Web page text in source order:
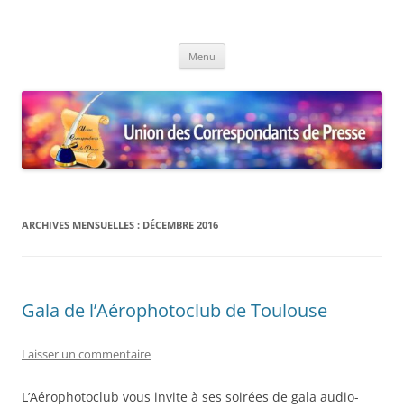
Presse
Menu
ARCHIVES MENSUELLES : DÉCEMBRE 2016
Gala de l’Aérophotoclub de Toulouse
Laisser un commentaire
L’Aérophotoclub vous invite à ses soirées de gala audio-